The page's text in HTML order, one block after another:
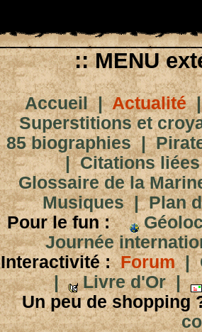
:: MENU
Accueil|Actualité
Superstitions et
85 biographies|
|Citations
Glossaire de la
Musiques|Plan
Pour le fun :
Journée
Interactivité : Forum|
|
Livre d'Or|
Un peu de shopping